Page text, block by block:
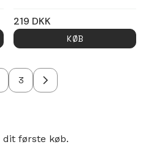
219 DKK
KØB
3
dit første køb.